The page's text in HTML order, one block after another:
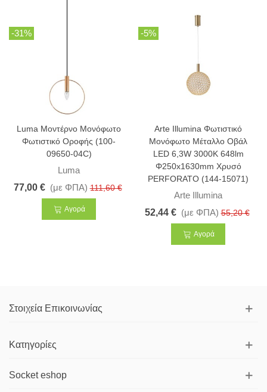
-31%
Luma Μοντέρνο Μονόφωτο
Φωτιστικό Οροφής (100-
09650-04C)
Luma
77,00 € (με ΦΠΑ) 111,60 €
Αγορά
-5%
Arte Illumina Φωτιστικό
Μονόφωτο Μέταλλο Οβάλ
LED 6,3W 3000K 648lm
Φ250x1630mm Χρυσό
PERFORATO (144-15071)
Arte Illumina
52,44 € (με ΦΠΑ) 55,20 €
Αγορά
Στοιχεία Επικοινωνίας
Κατηγορίες
Socket eshop